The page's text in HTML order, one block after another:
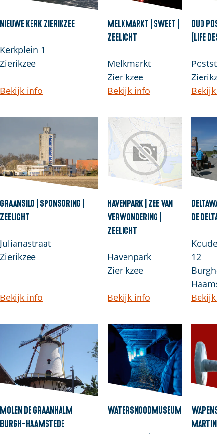
l
Nieuwe Kerk Zierikzee
Kerkplein 1
Zierikzee
Bekijk info
Melkmarkt | Sweet |
Zeelicht
Melkmarkt
Zierikzee
Bekijk info
Oud
(Life
Graansilo | Sponsoring |
Zeelicht
Julianastraat
Zierikzee
Bekijk info
Havenpark | Zee van
Verwondering |
Zeelicht
Havenpark
Zierikzee
Bekijk info
de
12
Molen De Graanhalm
Burgh-Haamstede
Watersnoodmuseum